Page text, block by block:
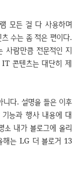
모든 걸 다 사용하며
수는 좀 적은 편이다.
사람만큼 전문적인 지
콘텐츠는 대단히 제
다. 설명을 들은 이후
기능과 행사 내용에 대
소 내가 블로그에 올리
해는 LG 더 블로거 13